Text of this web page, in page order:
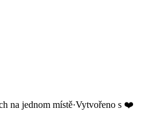
na jednom místě·Vytvořeno s ❤️